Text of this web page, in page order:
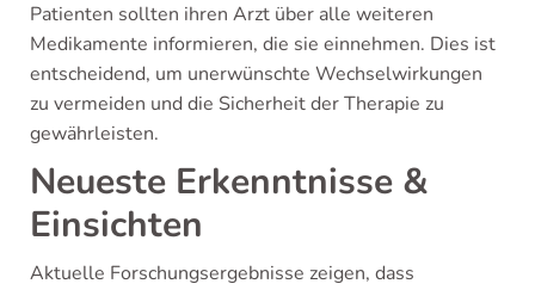
Patienten sollten ihren Arzt über alle weiteren
Medikamente informieren, die sie einnehmen. Dies ist
entscheidend, um unerwünschte Wechselwirkungen
zu vermeiden und die Sicherheit der Therapie zu
gewährleisten.
Neueste Erkenntnisse &
Einsichten
Aktuelle Forschungsergebnisse zeigen, dass